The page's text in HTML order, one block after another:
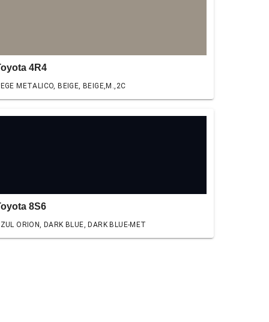
4R4
METALICO, BEIGE, BEIGE,M.,2C
8S6
ORION, DARK BLUE, DARK BLUE-MET